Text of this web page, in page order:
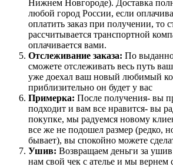
Нижнем Новгороде). Доставка
любой город России, если
оплатить заказ при получении, то
рассчитывается транспортной
оплачивается вами.
Отслеживание заказа: По
сможете отслеживать весь путь
уже доехал ваш новый любимый
приблизительно он будет у вас
Примерка: После получения- вы
подходит и вам все нравится- вы
покупке, мы радуемся новому
все же не подошел размер (редко,
бывает), вы спокойно можете
Ушив: Возвращаем деньги за
нам свой чек с ателье и мы вернем